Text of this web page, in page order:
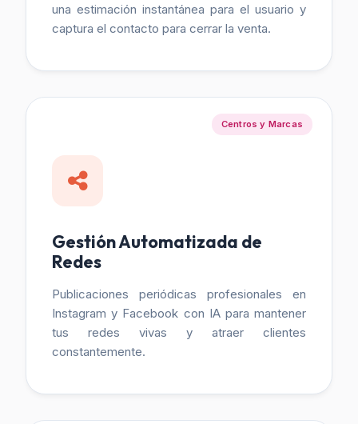
una estimación instantánea para el usuario y
captura el contacto para cerrar la venta.
Centros y Marcas
Gestión Automatizada de
Redes
Publicaciones periódicas profesionales en
Instagram y Facebook con IA para mantener
tus redes vivas y atraer clientes
constantemente.